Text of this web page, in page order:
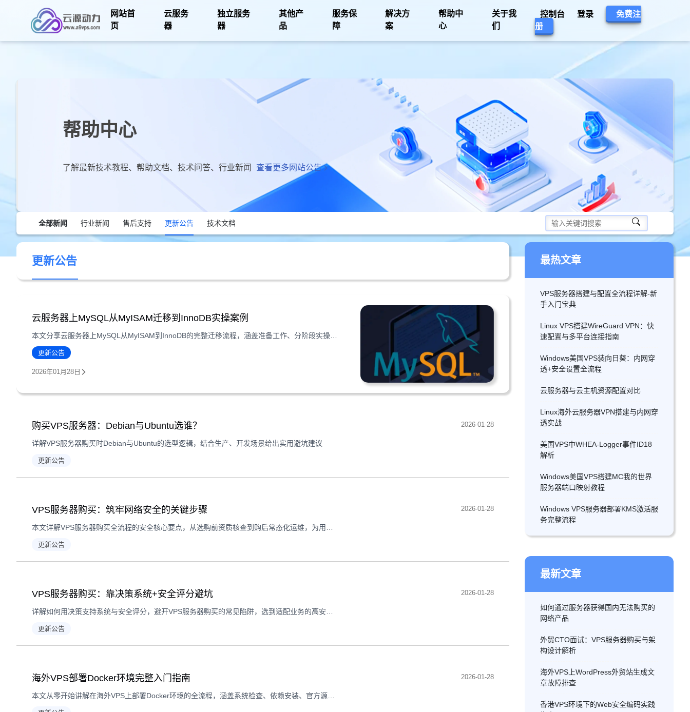
网站首
页
云服务
器
独立服务
器
其他产
品
服务保
障
解决方
案
帮助中
心
关于我
们
控制台 登录
免费注
册
帮助中心
了解最新技术教程、帮助文档、技术问答、行业新闻 查看更多网站公告
全部新闻 行业新闻 售后支持 更新公告 技术文档
更新公告
云服务器上MySQL从MyISAM迁移到InnoDB实操案例
更新公告
2026年01月28日
购买VPS服务器：Debian与Ubuntu选谁？
详解VPS服务器购买时Debian与Ubuntu的选型逻辑，结合生产、开发场景给出实用避坑建议
更新公告
2026-01-28
VPS服务器购买：筑牢网络安全的关键步骤
更新公告
2026-01-28
VPS服务器购买：靠决策系统+安全评分避坑
更新公告
2026-01-28
海外VPS部署Docker环境完整入门指南 2026-01-28
最热文章
VPS服务器搭建与配置全流程详解-新
手入门宝典
Linux VPS搭建WireGuard VPN：快
速配置与多平台连接指南
Windows美国VPS装向日葵：内网穿
透+安全设置全流程
云服务器与云主机资源配置对比
Linux海外云服务器VPN搭建与内网穿
透实战
美国VPS中WHEA-Logger事件ID18
解析
Windows美国VPS搭建MC我的世界
服务器端口映射教程
Windows VPS服务器部署KMS激活服
务完整流程
最新文章
如何通过服务器获得国内无法购买的
网络产品
外贸CTO面试：VPS服务器购买与架
构设计解析
海外VPS上WordPress外贸站生成文
章故障排查
香港VPS环境下的Web安全编码实践